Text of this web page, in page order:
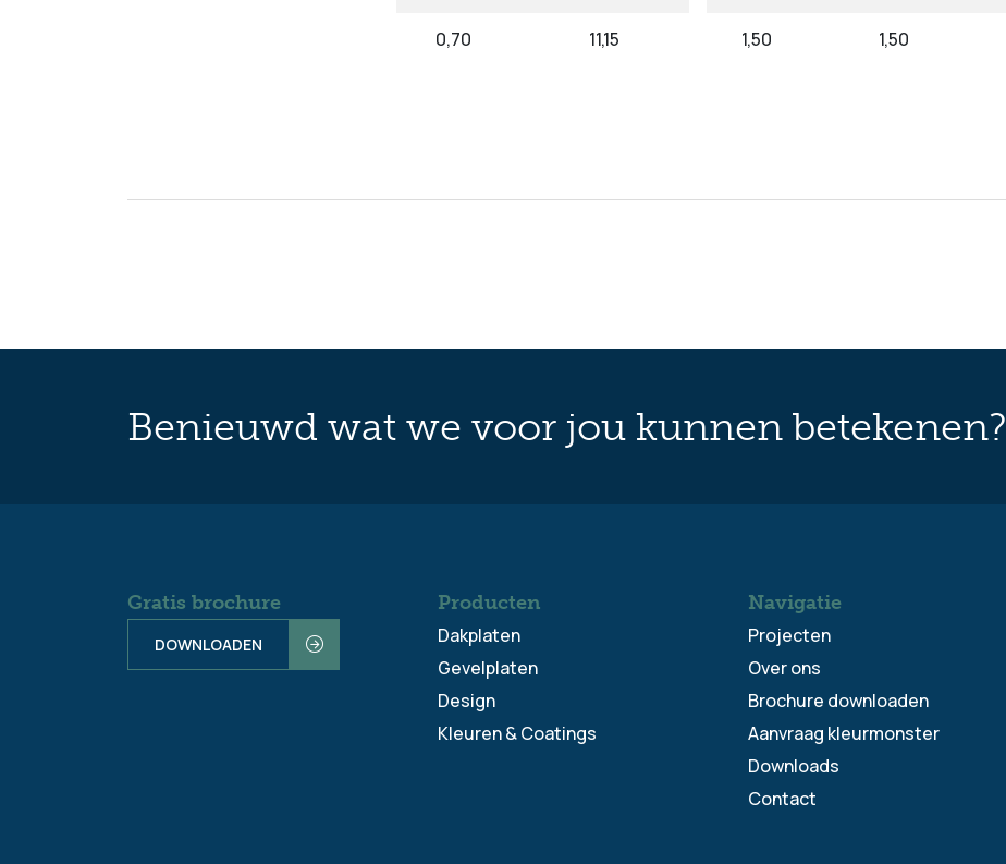
0,70 11,15 1,50 1,50
Benieuwd wat we voor jou kunnen betekenen?
Gratis brochure
DOWNLOADEN
Producten
Dakplaten
Gevelplaten
Design
Kleuren & Coatings
Navigatie
Projecten
Over ons
Brochure downloaden
Aanvraag kleurmonster
Downloads
Contact